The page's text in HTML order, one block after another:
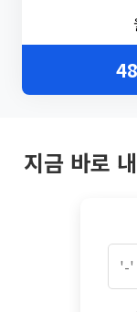
지금 바로 내